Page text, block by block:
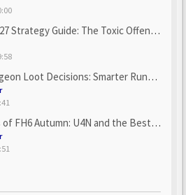
Guide: The Toxic Offensive Scheme Your ...
Loot Decisions: Smarter Runs With U4N
Autumn: U4N and the Best Rewards to Grab